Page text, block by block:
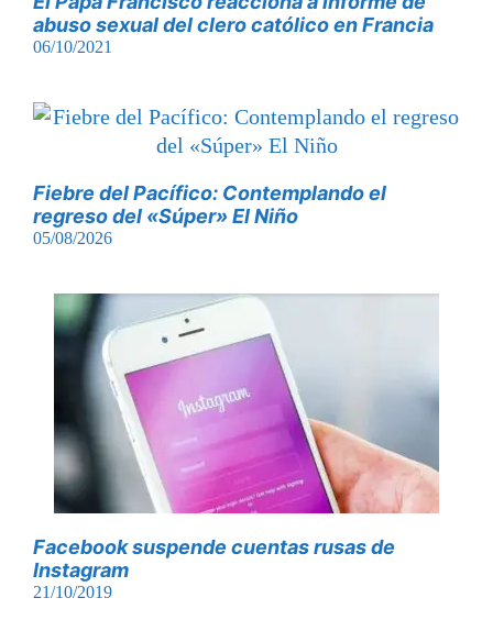
abuso sexual del clero católico en Francia
06/10/2021
Fiebre del Pacífico: Contemplando el
regreso del «Súper» El Niño
05/08/2026
Facebook suspende cuentas rusas de
Instagram
21/10/2019